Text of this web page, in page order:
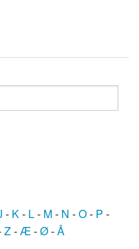
- K- L- M- N -O- P -
Z-Æ-Ø-Å